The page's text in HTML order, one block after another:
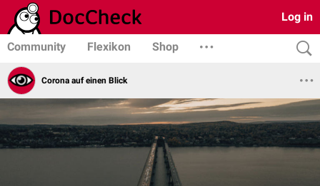
Log in
Community Flexikon Shop
Corona auf einen Blick